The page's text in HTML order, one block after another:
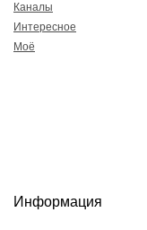
Каналы
Интересное
Моё
Информация